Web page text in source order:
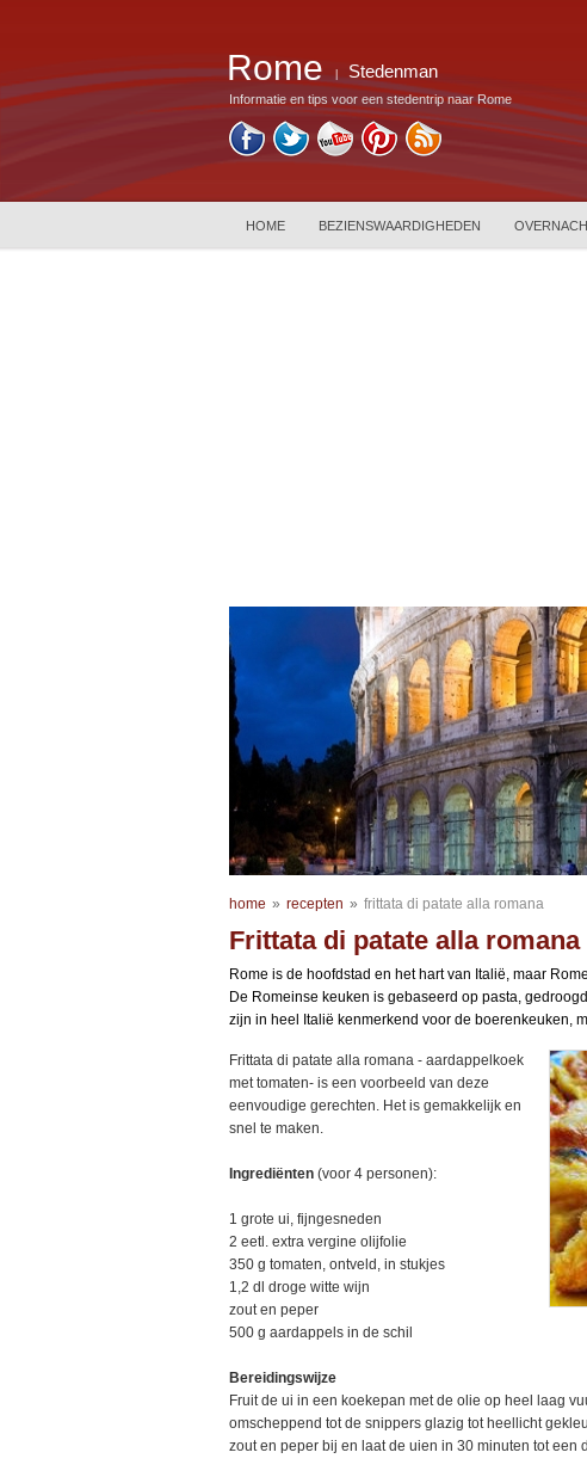
Rome Stedenman
Informatie en tips voor een stedentrip naar Rome
HOME BEZIENSWAARDIGHEDEN
home » recepten » frittata di patate alla romana
Frittata di patate alla romana
Rome is de hoofdstad en het hart van Italië, maar
De Romeinse keuken is gebaseerd op pasta,
zijn in heel Italië kenmerkend voor de boerenkeuken,
Frittata di patate alla romana - aardappelkoek
met tomaten- is een voorbeeld van deze
eenvoudige gerechten. Het is gemakkelijk en
snel te maken.
Ingrediënten (voor 4 personen):
1 grote ui, fijngesneden
2 eetl. extra vergine olijfolie
350 g tomaten, ontveld, in stukjes
1,2 dl droge witte wijn
zout en peper
500 g aardappels in de schil
Bereidingswijze
Fruit de ui in een koekepan met de olie op heel laag
omscheppend tot de snippers glazig tot heellicht
zout en peper bij en laat de uien in 30 minuten tot een